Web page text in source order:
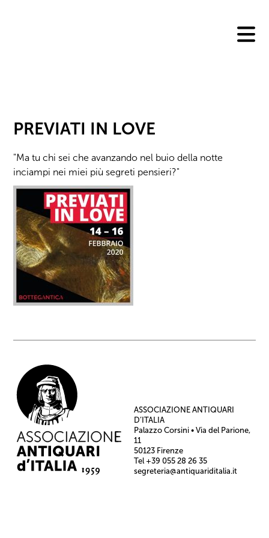
PREVIATI IN LOVE
"Ma tu chi sei che avanzando nel buio della notte
inciampi nei miei più segreti pensieri?"
ASSOCIAZIONE ANTIQUARI
D’ITALIA
Palazzo Corsini • Via del Parione,
11
50123 Firenze
Tel +39 055 28 26 35
segreteria@antiquariditalia.it